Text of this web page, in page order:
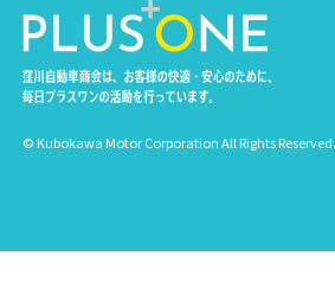
© Kubokawa Motor Corporation All Rights Reserved.